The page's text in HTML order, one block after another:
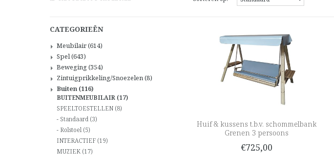
CATEGORIEËN
Meubilair(614)
Spel(643)
Beweging(354)
Zintuigprikkeling/Snoezelen(8)
Buiten (116)
BUITENMEUBILAIR (17)
SPEELTOESTELLEN (8)
Standaard (3)
Rolstoel (5)
INTERACTIEF (19)
MUZIEK (17)
Huif & kussens t.b.v. schommelbank
Grenen 3 persoons
€725,00